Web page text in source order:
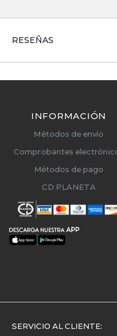
RESEÑAS
INFORMACIÓN
Métodos de envío
Comprobantes
Métodos de pago
CD PLANETA
SERVICIO AL CLIENTE: